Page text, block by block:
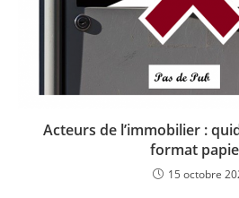
Acteurs de l’immobilier :
format
15 octobre